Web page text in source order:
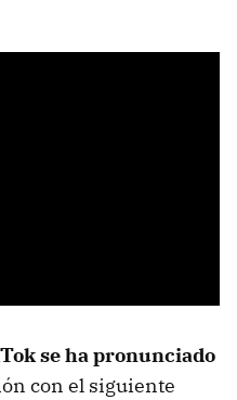
se ha pronunciado
con el siguiente